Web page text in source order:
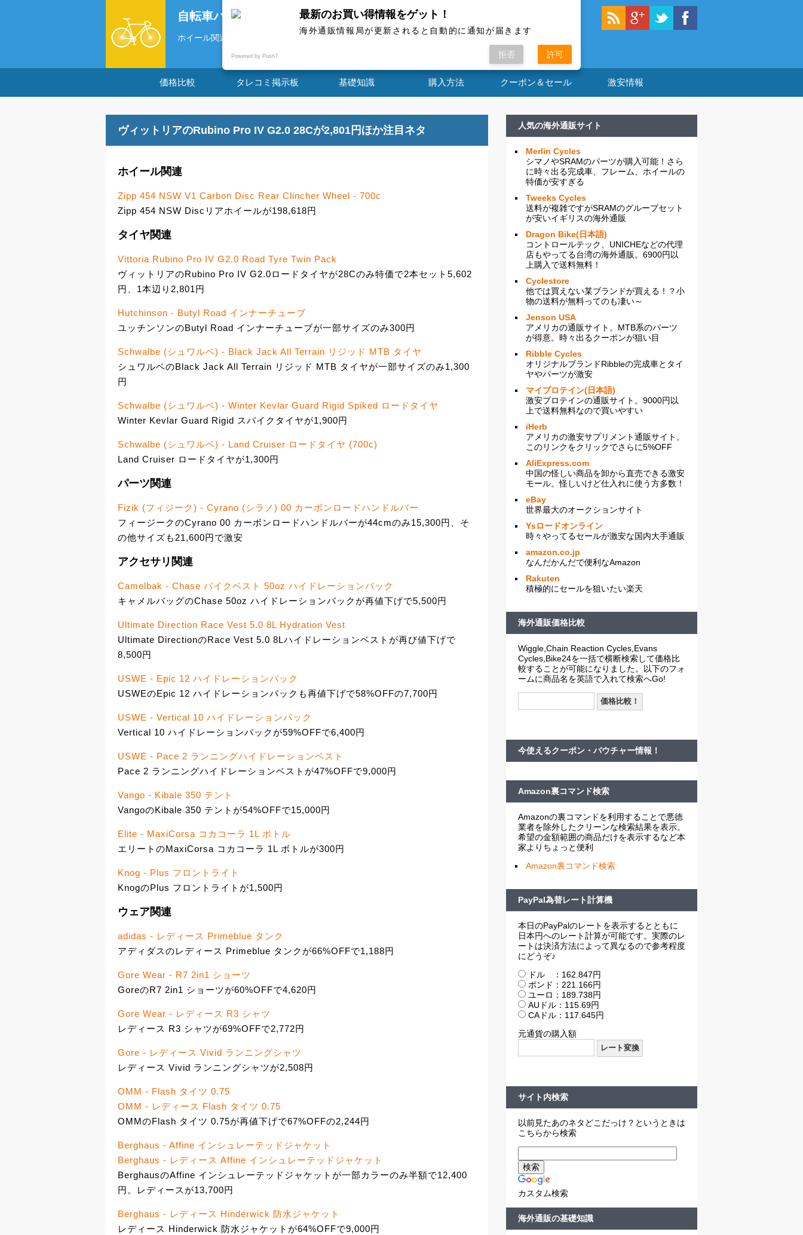
自転車パーツの海外通販情報局
ホイール関連 Zipp 454 NSW V1 Carbon Disc Rear ...
価格比較 タレコミ掲示板 基礎知識 購入方法 クーポン＆セール 激安情報
ヴィットリアのRubino Pro IV G2.0 28Cが2,801円ほか注目ネタ
ホイール関連
Zipp 454 NSW V1 Carbon Disc Rear Clincher Wheel - 700c
Zipp 454 NSW Discリアホイールが198,618円
タイヤ関連
Vittoria Rubino Pro IV G2.0 Road Tyre Twin Pack
ヴィットリアのRubino Pro IV G2.0ロードタイヤが28Cのみ特価で2本セット5,602
円、1本辺り2,801円
Hutchinson - Butyl Road インナーチューブ
ユッチンソンのButyl Road インナーチューブが一部サイズのみ300円
Schwalbe (シュワルベ) - Black Jack All Terrain リジッド MTB タイヤ
シュワルベのBlack Jack All Terrain リジッド MTB タイヤが一部サイズのみ1,300
円
Schwalbe (シュワルベ) - Winter Kevlar Guard Rigid Spiked ロードタイヤ
Winter Kevlar Guard Rigid スパイクタイヤが1,900円
Schwalbe (シュワルベ) - Land Cruiser ロードタイヤ (700c)
Land Cruiser ロードタイヤが1,300円
パーツ関連
Fizik (フィジーク) - Cyrano (シラノ) 00 カーボンロードハンドルバー
フィージークのCyrano 00 カーボンロードハンドルバーが44cmのみ15,300円、そ
の他サイズも21,600円で激安
アクセサリ関連
Camelbak - Chase バイクベスト 50oz ハイドレーションパック
キャメルバッグのChase 50oz ハイドレーションパックが再値下げで5,500円
Ultimate Direction Race Vest 5.0 8L Hydration Vest
Ultimate DirectionのRace Vest 5.0 8Lハイドレーションベストが再び値下げで
8,500円
USWE - Epic 12 ハイドレーションパック
USWEのEpic 12 ハイドレーションパックも再値下げで58%OFFの7,700円
USWE - Vertical 10 ハイドレーションパック
Vertical 10 ハイドレーションパックが59%OFFで6,400円
USWE - Pace 2 ランニングハイドレーションベスト
Pace 2 ランニングハイドレーションベストが47%OFFで9,000円
Vango - Kibale 350 テント
VangoのKibale 350 テントが54%OFFで15,000円
Elite - MaxiCorsa コカコーラ 1L ボトル
エリートのMaxiCorsa コカコーラ 1L ボトルが300円
Knog - Plus フロントライト
KnogのPlus フロントライトが1,500円
ウェア関連
adidas - レディース Primeblue タンク
アディダスのレディース Primeblue タンクが66%OFFで1,188円
Gore Wear - R7 2in1 ショーツ
GoreのR7 2in1 ショーツが60%OFFで4,620円
Gore Wear - レディース R3 シャツ
レディース R3 シャツが69%OFFで2,772円
Gore - レディース Vivid ランニングシャツ
レディース Vivid ランニングシャツが2,508円
OMM - Flash タイツ 0.75
OMM - レディース Flash タイツ 0.75
OMMのFlash タイツ 0.75が再値下げで67%OFFの2,244円
Berghaus - Affine インシュレーテッドジャケット
Berghaus - レディース Affine インシュレーテッドジャケット
BerghausのAffine インシュレーテッドジャケットが一部カラーのみ半額で12,400
円。レディースが13,700円
Berghaus - レディース Hinderwick 防水ジャケット
レディース Hinderwick 防水ジャケットが64%OFFで9,000円
人気の海外通販サイト
Merlin Cycles
シマノやSRAMのパーツが購入可能！さら
に時々出る完成車、フレーム、ホイールの
特価が安すぎる
Tweeks Cycles
送料が複雑ですがSRAMのグループセット
が安いイギリスの海外通販
Dragon Bike(日本語)
コントロールテック、UNICHEなどの代理
店もやってる台湾の海外通販。6900円以
上購入で送料無料！
Cyclestore
他では買えない某ブランドが買える！？小
物の送料が無料ってのも凄い～
Jenson USA
アメリカの通販サイト。MTB系のパーツ
が得意。時々出るクーポンが狙い目
Ribble Cycles
オリジナルブランドRibbleの完成車とタイ
ヤやパーツが激安
マイプロテイン(日本語)
激安プロテインの通販サイト。9000円以
上で送料無料なので買いやすい
iHerb
アメリカの激安サプリメント通販サイト。
このリンクをクリックでさらに5%OFF
AliExpress.com
中国の怪しい商品を卸から直売できる激安
モール。怪しいけど仕入れに使う方多数！
eBay
世界最大のオークションサイト
Ysロードオンライン
時々やってるセールが激安な国内大手通販
amazon.co.jp
なんだかんだで便利なAmazon
Rakuten
積極的にセールを狙いたい楽天
海外通販価格比較
Wiggle,Chain Reaction Cycles,Evans
Cycles,Bike24を一括で横断検索して価格比
較することが可能になりました。以下のフォ
ームに商品名を英語で入れて検索へGo!
今使えるクーポン・バウチャー情報！
Amazon裏コマンド検索
Amazonの裏コマンドを利用することで悪徳
業者を除外したクリーンな検索結果を表示。
希望の金額範囲の商品だけを表示するなど本
家よりちょっと便利
Amazon裏コマンド検索
PayPal為替レート計算機
本日のPayPalのレートを表示するとともに
日本円へのレート計算が可能です。実際のレ
ートは決済方法によって異なるので参考程度
にどうぞ♪
ドル ：162.847円
ポンド：221.166円
ユーロ：189.738円
AUドル：115.69円
CAドル：117.645円
元通貨の購入額
サイト内検索
以前見たあのネタどこだっけ？というときは
こちらから検索
カスタム検索
海外通販の基礎知識
最新のお買い得情報をゲット！
海外通販情報局が更新されると自動的に通知が届きます
Powered by Push7 拒否 許可